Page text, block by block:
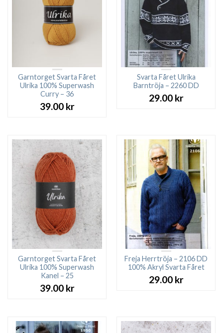
Garntorget Svarta Fåret
Ulrika 100% Superwash
Curry – 36
39.00 kr
Svarta Fåret Ulrika
Barntröja – 2260 DD
29.00 kr
Garntorget Svarta Fåret
Ulrika 100% Superwash
Kanel – 25
39.00 kr
Freja Herrtröja – 2106 DD
100% Akryl Svarta Fåret
29.00 kr